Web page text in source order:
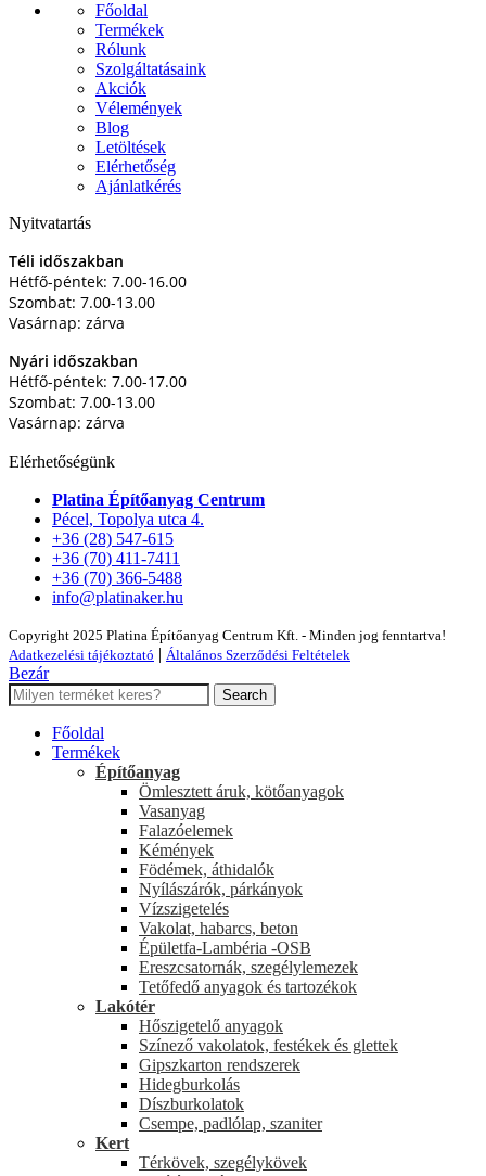
Főoldal
Termékek
Rólunk
Szolgáltatásaink
Akciók
Vélemények
Blog
Letöltések
Elérhetőség
Ajánlatkérés
Nyitvatartás
Téli időszakban
Hétfő-péntek: 7.00-16.00
Szombat: 7.00-13.00
Vasárnap: zárva
Nyári időszakban
Hétfő-péntek: 7.00-17.00
Szombat: 7.00-13.00
Vasárnap: zárva
Elérhetőségünk
Platina Építőanyag Centrum
Pécel, Topolya utca 4.
+36 (28) 547-615
+36 (70) 411-7411
+36 (70) 366-5488
info@platinaker.hu
Copyright 2025 Platina Építőanyag Centrum Kft. - Minden jog fenntartva!
Adatkezelési tájékoztató | Általános Szerződési Feltételek
Bezár
Search
Főoldal
Termékek
Építőanyag
Ömlesztett áruk, kötőanyagok
Vasanyag
Falazóelemek
Kémények
Födémek, áthidalók
Nyílászárók, párkányok
Vízszigetelés
Vakolat, habarcs, beton
Épületfa-Lambéria -OSB
Ereszcsatornák, szegélylemezek
Tetőfedő anyagok és tartozékok
Lakótér
Hőszigetelő anyagok
Színező vakolatok, festékek és glettek
Gipszkarton rendszerek
Hidegburkolás
Díszburkolatok
Csempe, padlólap, szaniter
Kert
Térkövek, szegélykövek